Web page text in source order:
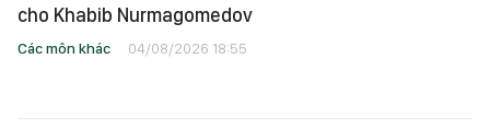
cho Khabib Nurmagomedov
Các môn khác 04/08/2026 18:55